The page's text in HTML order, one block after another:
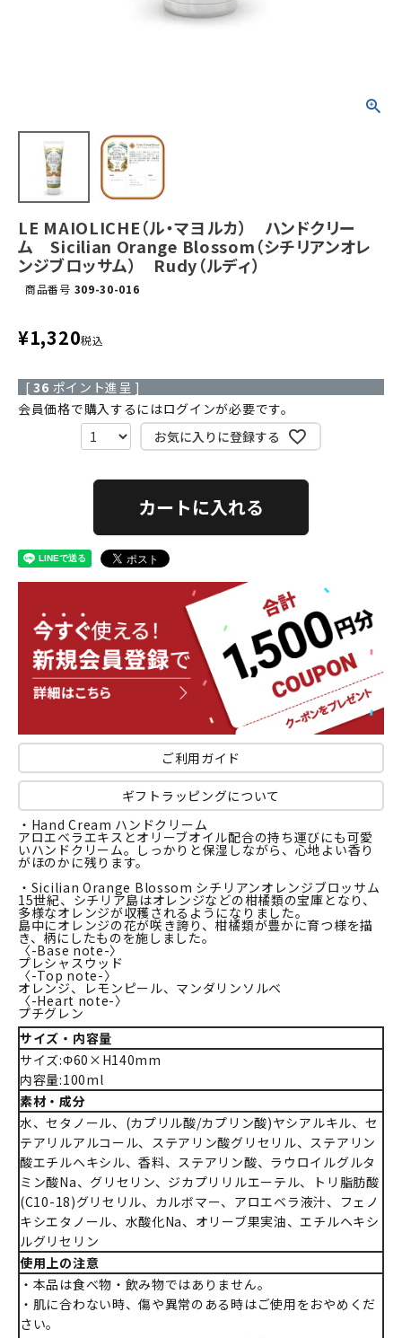
LE MAIOLICHE（ル・マヨルカ） ハンドクリー
ム Sicilian Orange Blossom（シチリアンオレ
ンジブロッサム） Rudy（ルディ）
商品番号 309-30-016
¥1,320税込
[ 36 ポイント進呈 ]
会員価格で購入するにはログインが必要です。
お気に入りに登録する
カートに入れる
ご利用ガイド
ギフトラッピングについて
・Hand Cream ハンドクリーム
アロエベラエキスとオリーブオイル配合の持ち運びにも可愛
いハンドクリーム。しっかりと保湿しながら、心地よい香り
がほのかに残ります。
・Sicilian Orange Blossom シチリアンオレンジブロッサム
15世紀、シチリア島はオレンジなどの柑橘類の宝庫となり、
多様なオレンジが収穫されるようになりました。
島中にオレンジの花が咲き誇り、柑橘類が豊かに育つ様を描
き、柄にしたものを施しました。
〈-Base note-〉
プレシャスウッド
〈-Top note-〉
オレンジ、レモンピール、マンダリンソルベ
〈-Heart note-〉
プチグレン
サイズ・内容量
サイズ:Φ60×H140mm
内容量:100ml
素材・成分
水、セタノール、(カプリル酸/カプリン酸)ヤシアルキル、セ
テアリルアルコール、ステアリン酸グリセリル、ステアリン
酸エチルヘキシル、香料、ステアリン酸、ラウロイルグルタ
ミン酸Na、グリセリン、ジカプリリルエーテル、トリ脂肪酸
(C10-18)グリセリル、カルボマー、アロエベラ液汁、フェノ
キシエタノール、水酸化Na、オリーブ果実油、エチルヘキシ
ルグリセリン
使用上の注意
・本品は食べ物・飲み物ではありません。
・肌に合わない時、傷や異常のある時はご使用をおやめくだ
さい。